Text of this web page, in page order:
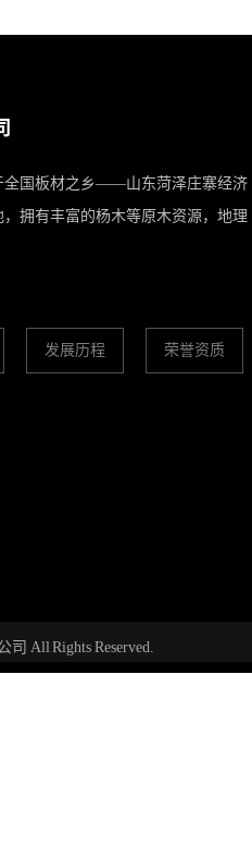
全国板材之乡——山东菏泽庄寨经济
拥有丰富的杨木等原木资源，地理
发展历程 荣誉资质
All Rights Reserved.